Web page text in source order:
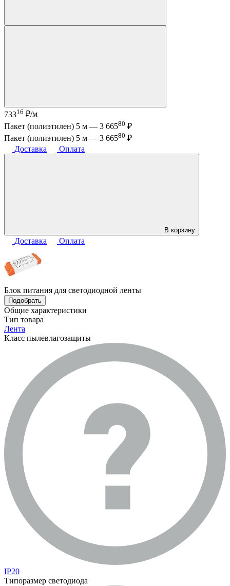
73316 ₽/м
Пакет (полиэтилен) 5 м — 3 66580 ₽
Пакет (полиэтилен) 5 м — 3 66580 ₽
Доставка
Оплата
В корзину
Доставка Оплата
Блок питания для светодиодной ленты
Подобрать
Общие характеристики
Тип товара
Лента
Класс пылевлагозащиты
IP20
Типоразмер светодиода